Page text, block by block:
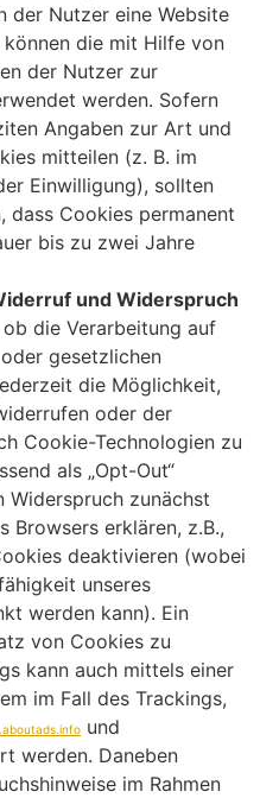
der Nutzer eine Website
die mit Hilfe von
der Nutzer zur
werden. Sofern
Angaben zur Art und
mitteilen (z. B. im
Einwilligung), sollten
dass Cookies permanent
bis zu zwei Jahre
und Widerspruch
die Verarbeitung auf
gesetzlichen
die Möglichkeit,
oder der
Cookie-Technologien zu
als „Opt-Out“
Widerspruch zunächst
Browsers erklären, z.B.,
deaktivieren (wobei
unseres
werden kann). Ein
von Cookies zu
kann auch mittels einer
im Fall des Trackings,
und
werden. Daneben
im Rahmen